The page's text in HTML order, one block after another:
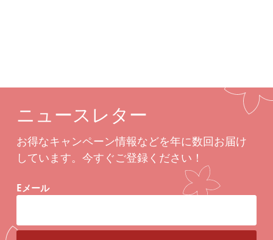
ニュースレター
お得なキャンペーン情報などを年に数回お届け
しています。今すぐご登録ください！
Eメール